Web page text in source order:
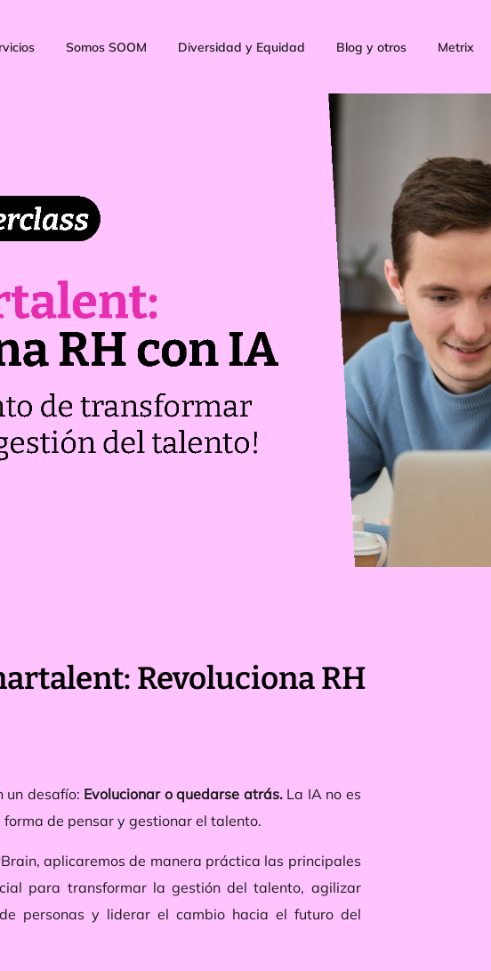
Somos SOOM Diversidad y Equidad Blog y otros Metrix
Revoluciona RH
un desafío: Evolucionar o quedarse atrás.La IA no es
de pensar y gestionar el talento.
aplicaremos de manera práctica las principales
para transformar la gestión del talento, agilizar
personas y liderar el cambio hacia el futuro del